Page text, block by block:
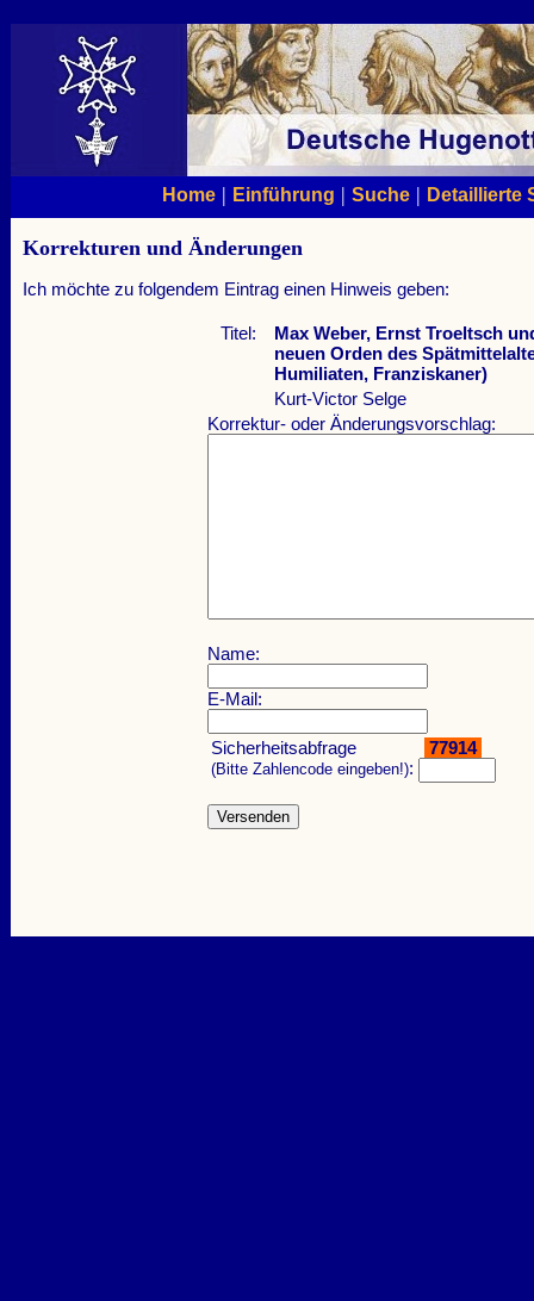
Home| Einführung | Suche| Detaillierte
Korrekturen und Änderungen
Ich möchte zu folgendem Eintrag einen Hinweis geben:
Titel:
Max Weber, Ernst Troeltsch
neuen Orden des
Humiliaten, Franziskaner)
Kurt-Victor Selge
Korrektur- oder Änderungsvorschlag:
Name:
E-Mail:
Sicherheitsabfrage
(Bitte Zahlencode eingeben!):
77914